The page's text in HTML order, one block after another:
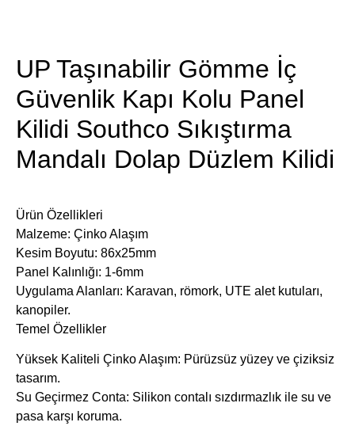
UP Taşınabilir Gömme İç
Güvenlik Kapı Kolu Panel
Kilidi Southco Sıkıştırma
Mandalı Dolap Düzlem Kilidi
Ürün Özellikleri
Malzeme: Çinko Alaşım
Kesim Boyutu: 86x25mm
Panel Kalınlığı: 1-6mm
Uygulama Alanları: Karavan, römork, UTE alet kutuları,
kanopiler.
Temel Özellikler
​Yüksek Kaliteli Çinko Alaşım: Pürüzsüz yüzey ve çiziksiz
tasarım.
​Su Geçirmez Conta: Silikon contalı sızdırmazlık ile su ve
pasa karşı koruma.